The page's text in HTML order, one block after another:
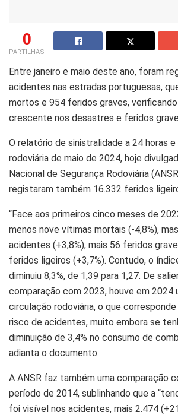
0
PARTILHAS
Entre janeiro e maio deste ano, foram
acidentes nas estradas portuguesas,
mortos e 954 feridos graves,
crescente nos desastres e feridos
O relatório de sinistralidade a 24 horas
rodoviária de maio de 2024, hoje
Nacional de Segurança Rodoviária
registaram também 16.332 feridos
“Face aos primeiros cinco meses de
menos nove vítimas mortais (-4,8%),
acidentes (+3,8%), mais 56 feridos
feridos ligeiros (+3,7%). Contudo, o
diminuiu 8,3%, de 1,39 para 1,27. De
comparação com 2023, houve em 2024
circulação rodoviária, o que
risco de acidentes, muito embora se
diminuição de 3,4% no consumo de
adianta o documento.
A ANSR faz também uma comparação
período de 2014, sublinhando que a
foi visível nos acidentes, mais 2.474